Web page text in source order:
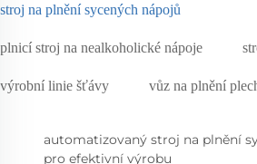
stroj na plnění sycených nápojů
plnicí stroj na nealkoholické nápoje
výrobní linie šťávy vůz na plnění
automatizovaný stroj na plnění
pro efektivní výrobu